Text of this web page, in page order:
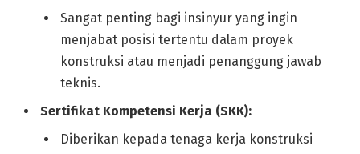
Sangat penting bagi insinyur yang ingin
menjabat posisi tertentu dalam proyek
konstruksi atau menjadi penanggung jawab
teknis.
Sertifikat Kompetensi Kerja (SKK):
Diberikan kepada tenaga kerja konstruksi